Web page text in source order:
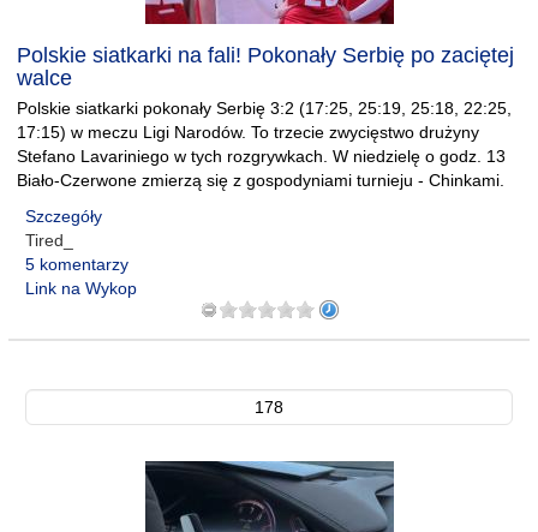
Polskie siatkarki na fali! Pokonały Serbię po zaciętej
walce
Polskie siatkarki pokonały Serbię 3:2 (17:25, 25:19, 25:18, 22:25,
17:15) w meczu Ligi Narodów. To trzecie zwycięstwo drużyny
Stefano Lavariniego w tych rozgrywkach. W niedzielę o godz. 13
Biało-Czerwone zmierzą się z gospodyniami turnieju - Chinkami.
Szczegóły
Tired_
5 komentarzy
Link na Wykop
178